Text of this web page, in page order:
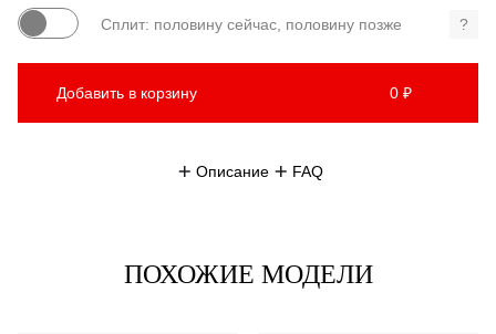
Сплит: половину сейчас, половину позже ?
Добавить в корзину 0 ₽
Описание FAQ
ПОХОЖИЕ МОДЕЛИ